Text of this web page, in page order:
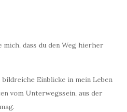
mich, dass du den Weg hierher
Einblicke in mein Leben
vom Unterwegssein, aus der